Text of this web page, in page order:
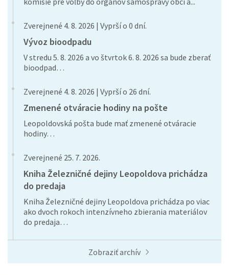
Zverejnené 4. 8. 2026 | Vyprší o 0 dní.
Vývoz bioodpadu
V stredu 5. 8. 2026 a vo štvrtok 6. 8. 2026 sa bude zberať
bioodpad…
Zverejnené 4. 8. 2026 | Vyprší o 26 dní.
Zmenené otváracie hodiny na pošte
Leopoldovská pošta bude mať zmenené otváracie
hodiny…
Zverejnené 25. 7. 2026.
Kniha Železničné dejiny Leopoldova prichádza
do predaja
Kniha Železničné dejiny Leopoldova prichádza po viac
ako dvoch rokoch intenzívneho zbierania materiálov
do predaja…
Zobraziť archív